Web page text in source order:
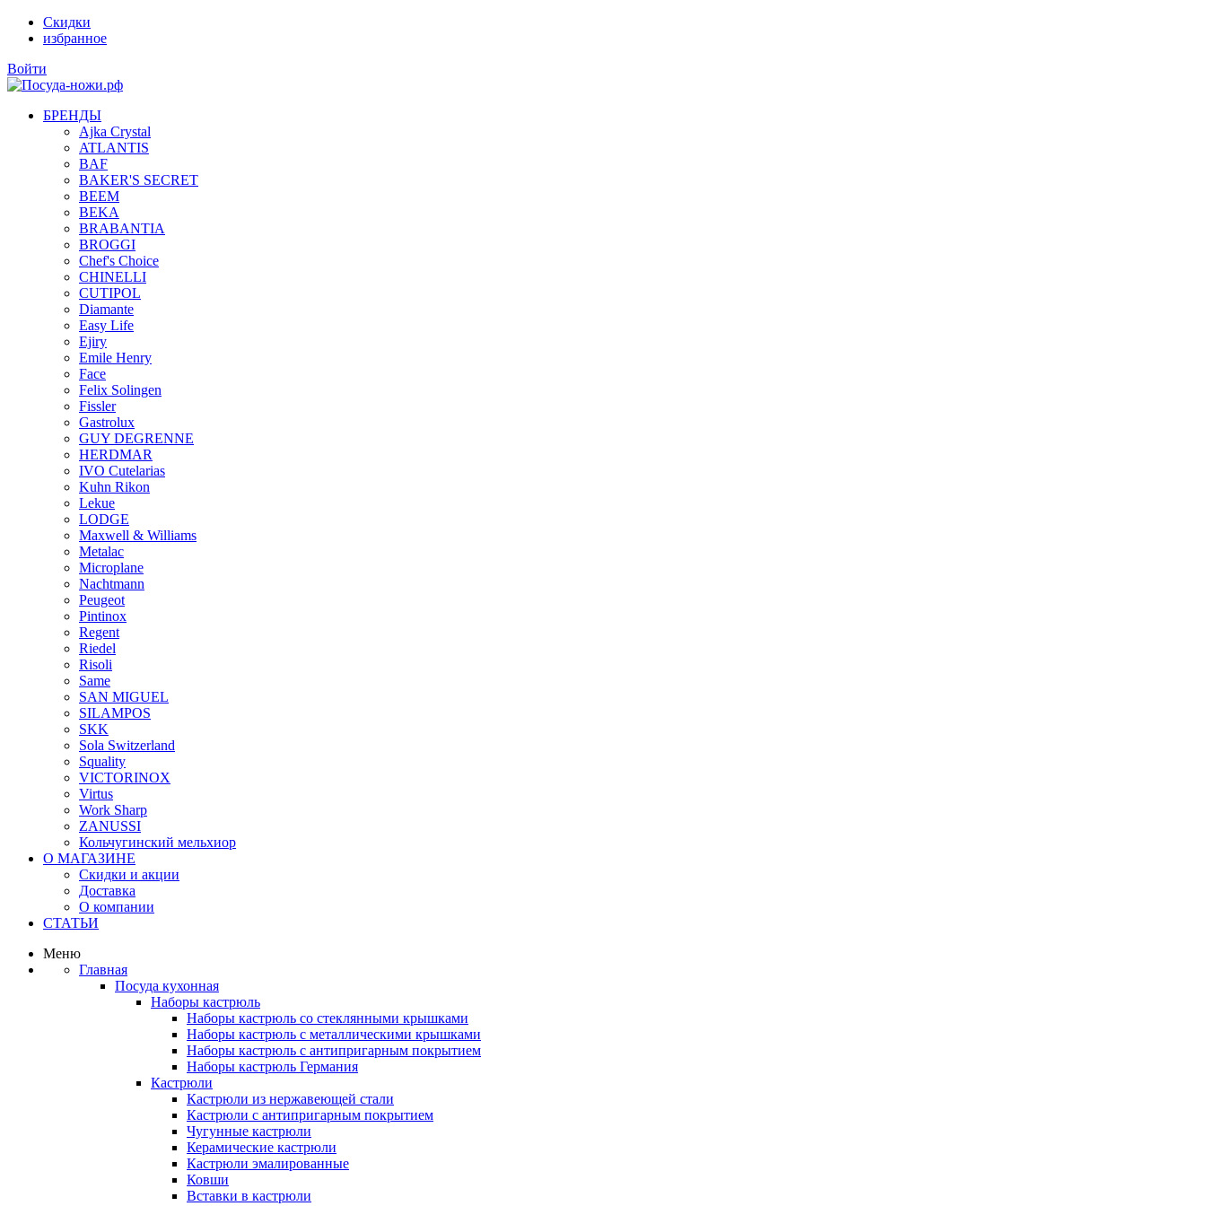
Скидки
избранное
Войти
БРЕНДЫ
Ajka Crystal
ATLANTIS
BAF
BAKER'S SECRET
BEEM
BEKA
BRABANTIA
BROGGI
Chef's Choice
CHINELLI
CUTIPOL
Diamante
Easy Life
Ejiry
Emile Henry
Face
Felix Solingen
Fissler
Gastrolux
GUY DEGRENNE
HERDMAR
IVO Cutelarias
Kuhn Rikon
Lekue
LODGE
Maxwell & Williams
Metalac
Microplane
Nachtmann
Peugeot
Pintinox
Regent
Riedel
Risoli
Same
SAN MIGUEL
SILAMPOS
SKK
Sola Switzerland
Squality
VICTORINOX
Virtus
Work Sharp
ZANUSSI
Кольчугинский мельхиор
О МАГАЗИНЕ
Скидки и акции
Доставка
О компании
СТАТЬИ
Меню
Главная
Посуда кухонная
Наборы кастрюль
Наборы кастрюль со стеклянными крышками
Наборы кастрюль с металлическими крышками
Наборы кастрюль с антипригарным покрытием
Наборы кастрюль Германия
Кастрюли
Кастрюли из нержавеющей стали
Кастрюли с антипригарным покрытием
Чугунные кастрюли
Керамические кастрюли
Кастрюли эмалированные
Ковши
Вставки в кастрюли